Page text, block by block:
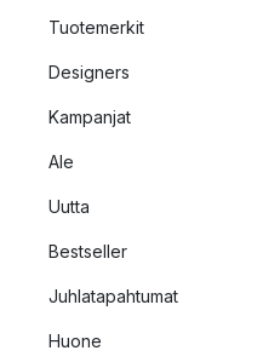
Tuotemerkit
Designers
Kampanjat
Ale
Uutta
Bestseller
Juhlatapahtumat
Huone